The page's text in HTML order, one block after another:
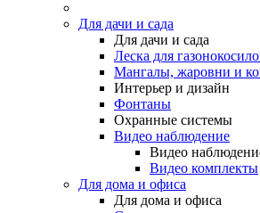
Для дачи и сада
Для дачи и сада
Леска для
Мангалы, жаровни и
Интерьер и дизайн
Фонтаны
Охранные системы
Видео наблюдение
Видео
Видео комплекты
Для дома и офиса
Для дома и офиса